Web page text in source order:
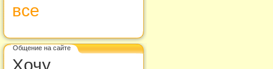
все
Общение на сайте
Хочу